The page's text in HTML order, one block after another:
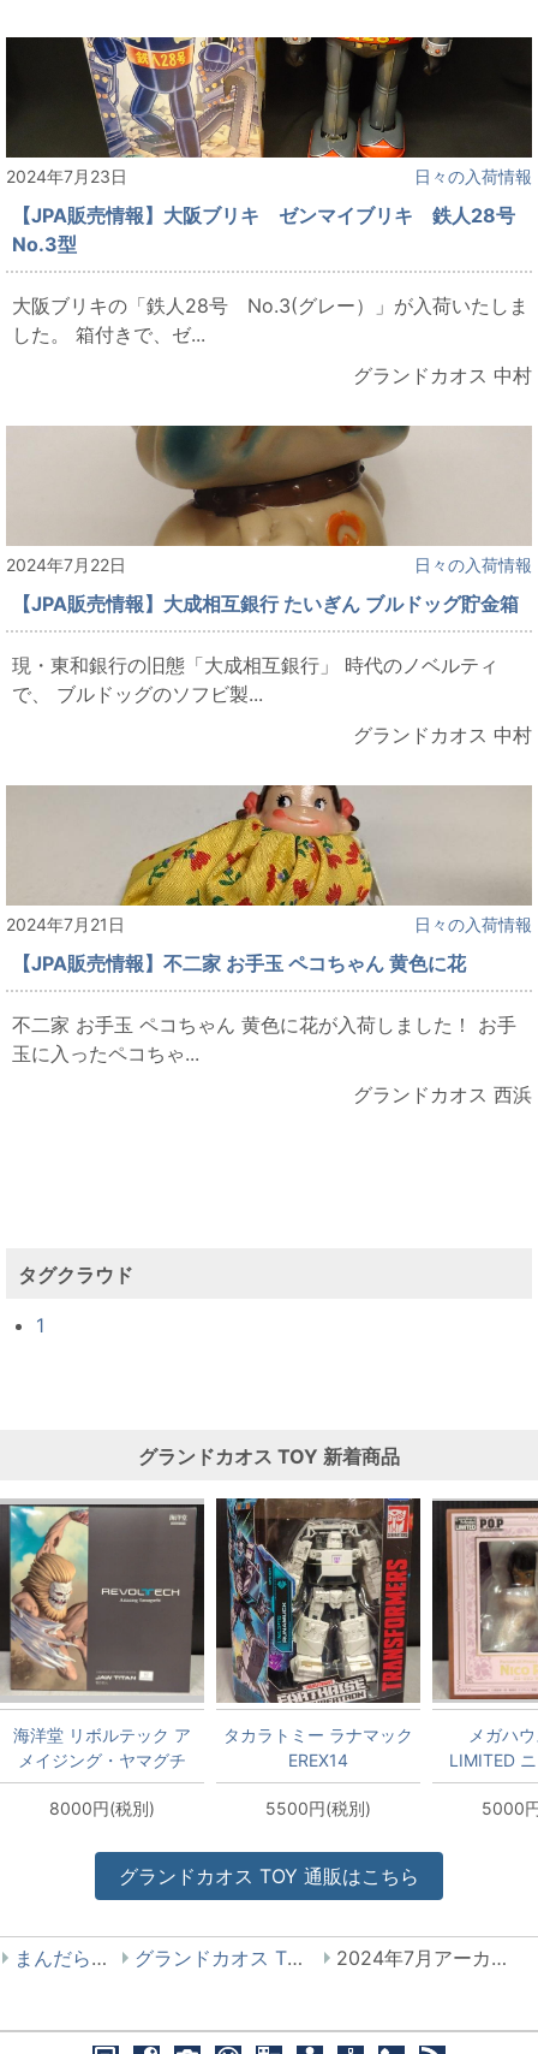
2024年7月23日 日々の入荷情報
【JPA販売情報】大阪ブリキ ゼンマイブリキ 鉄人28号
No.3型
大阪ブリキの「鉄人28号 No.3(グレー）」が入荷いたしま
した。 箱付きで、ゼ...
グランドカオス 中村
2024年7月22日 日々の入荷情報
【JPA販売情報】大成相互銀行 たいぎん ブルドッグ貯金箱
現・東和銀行の旧態「大成相互銀行」 時代のノベルティ
で、 ブルドッグのソフビ製...
グランドカオス 中村
2024年7月21日 日々の入荷情報
【JPA販売情報】不二家 お手玉 ペコちゃん 黄色に花
不二家 お手玉 ペコちゃん 黄色に花が入荷しました！ お手
玉に入ったペコちゃ...
グランドカオス 西浜
タグクラウド
1
グランドカオス TOY 新着商品
海洋堂 リボルテック ア
メイジング・ヤマグチ
JAWTITAN 顎の巨人
8000円(税別)
タカラトミー ラナマック
EREX14
5500円(税別)
メガハ
LIMITED
Ver.デレシ!
5000
グランドカオス TOY 通販はこちら
まんだらけ グランドカオス TOY 2024年7月アーカイブ